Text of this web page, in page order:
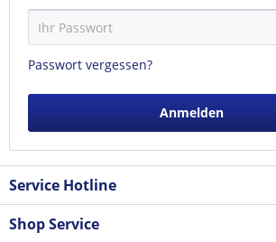
Passwort vergessen?
Anmelden
Service Hotline
Shop Service